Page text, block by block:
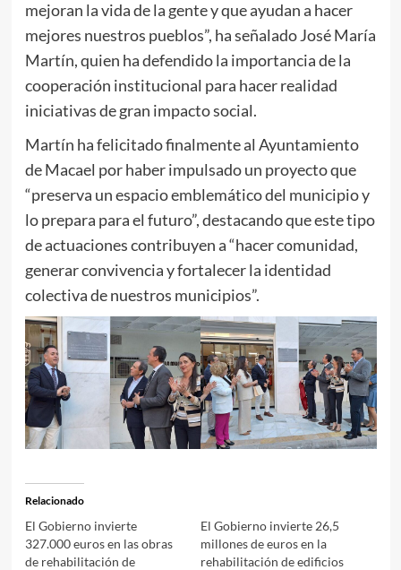
mejoran la vida de la gente y que ayudan a hacer
mejores nuestros pueblos”, ha señalado José María
Martín, quien ha defendido la importancia de la
cooperación institucional para hacer realidad
iniciativas de gran impacto social.
Martín ha felicitado finalmente al Ayuntamiento
de Macael por haber impulsado un proyecto que
“preserva un espacio emblemático del municipio y
lo prepara para el futuro”, destacando que este tipo
de actuaciones contribuyen a “hacer comunidad,
generar convivencia y fortalecer la identidad
colectiva de nuestros municipios”.
Relacionado
El Gobierno invierte
327.000 euros en las obras
de rehabilitación de
El Gobierno invierte 26,5
millones de euros en la
rehabilitación de edificios